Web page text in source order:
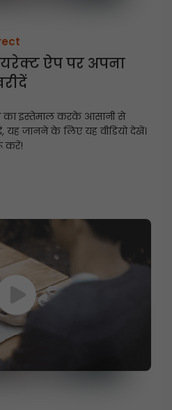
ऐप पर अपना
इस्तेमाल करके आसानी से
जानने के लिए यह वीडियो देखें।
करें!